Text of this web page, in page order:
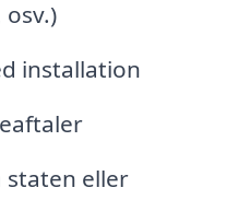
installation
staten eller